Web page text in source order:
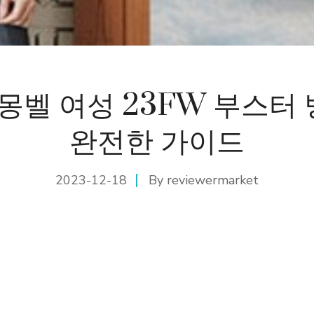
벨 여성 23FW 부스터
완전한 가이드
2023-12-18 By reviewermarket